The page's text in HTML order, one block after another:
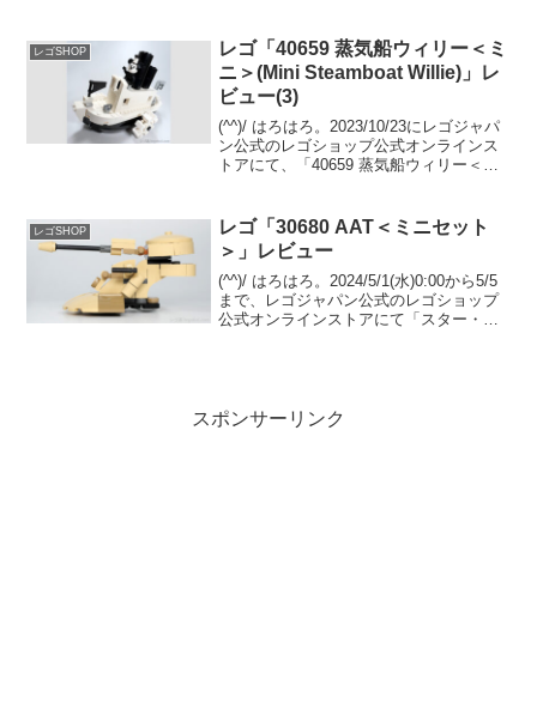
込)以上購入。 （オファー...
レゴSHOP
レゴ「40659 蒸気船ウィリー＜ミ
ニ＞(Mini Steamboat Willie)」レ
ビュー(3)
(^^)/ はろはろ。2023/10/23にレゴジャパ
ン公式のレゴショップ公式オンラインス
トアにて、「40659 蒸気船ウィリー＜ミ
ー・デュプロ、スター・ウォーズ、マー
ベ...
レゴSHOP
レゴ「30680 AAT＜ミニセット
＞」レビュー
(^^)/ はろはろ。2024/5/1(水)0:00から5/5
まで、レゴジャパン公式のレゴショップ
公式オンラインストアにて「スター・ウ
スポンサーリンク